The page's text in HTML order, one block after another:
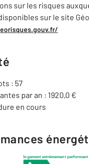
sur les risques
sur le site
: 57
par an : 1920,0 €
en cours
logement extrêmement performant